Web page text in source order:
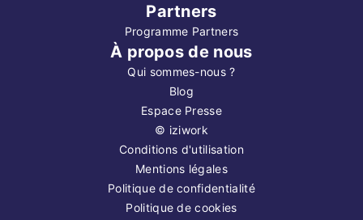
Partners
Programme Partners
À propos de nous
Qui sommes-nous ?
Blog
Espace Presse
© iziwork
Conditions d'utilisation
Mentions légales
Politique de confidentialité
Politique de cookies